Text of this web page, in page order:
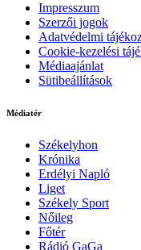
Impresszum
Szerzői jogok
Adatvédelmi
Cookie-kezelési
Médiaajánlat
Sütibeállítások
Médiatér
Székelyhon
Krónika
Erdélyi Napló
Liget
Székely Sport
Nőileg
Főtér
Rádió GaGa